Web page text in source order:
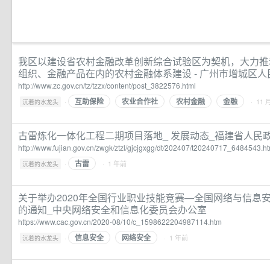
我区以建设省农村金融改革创新综合试验区为契机，大力
组织、金融产品在内的农村金融体系建设 - 广州市增城区
http://www.zc.gov.cn/tz/tzzx/content/post_3822576.html
沉着的水龙头 · 互助保险 农业合作社 农村金融 金融 · 11
古雷炼化一体化工程二期项目落地_ 发展动态_福建省人民
http://www.fujian.gov.cn/zwgk/ztzl/gjcjgxgg/dt/202407/
沉着的水龙头 · 古雷 · 1 年前
关于举办2020年全国行业职业技能竞赛—全国网络与信息
的通知_中央网络安全和信息化委员会办公室
https://www.cac.gov.cn/2020-08/10/c_1598622204987114.htm
沉着的水龙头 · 信息安全 网络安全 · 1 年前